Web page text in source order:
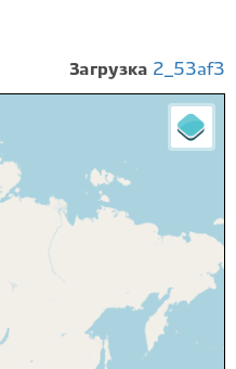
Загрузка 2_53af3